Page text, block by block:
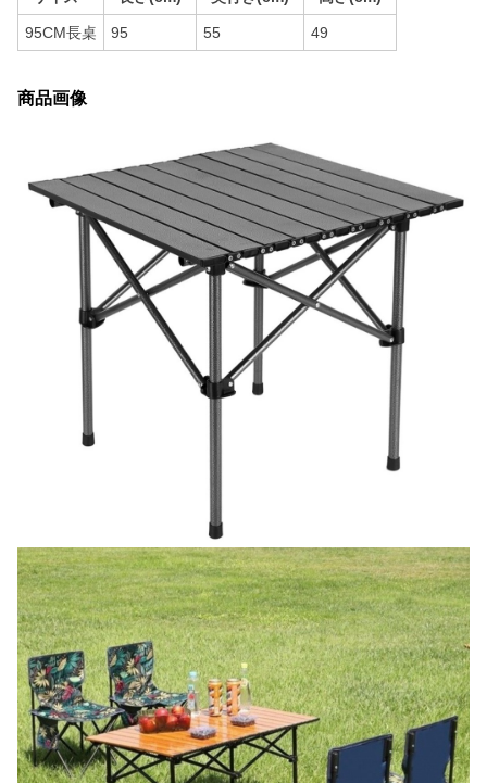
95CM長桌 95 55 49
商品画像